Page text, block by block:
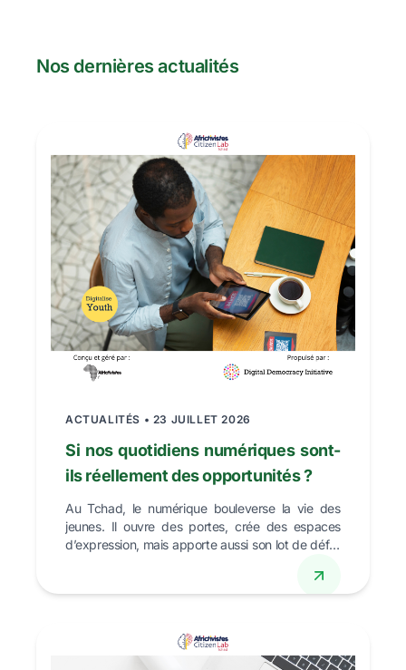
Nos dernières actualités
ACTUALITÉS • 23 JUILLET 2026
Si nos quotidiens numériques sont-
ils réellement des opportunités ?
Au Tchad, le numérique bouleverse la vie des
jeunes. Il ouvre des portes, crée des espaces
d’expression, mais apporte aussi son lot de défis.